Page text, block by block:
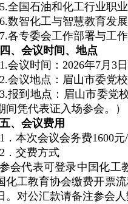
全国石油和化工行业职
数智化工与智慧教育发
各专委会工作部署与工
、会议时间、地点
会议时间： 2026年7月 3
会议地点：眉山市委党
报到地点：眉山市委党
间凭代表证入场参会。）
、会议费用
． 本次会议会务费1600元/
．交费方式
会代表可登录中国化工
化工教育协会缴费开票
。对公汇款请备注参会